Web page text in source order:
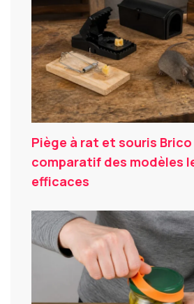
Piège à rat et souris Brico
comparatif des modèles
efficaces